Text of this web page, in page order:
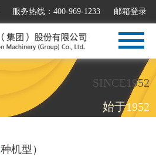
服务热线：400-969-1233 邮箱登录
SINCE1952
始于1952
种机型）